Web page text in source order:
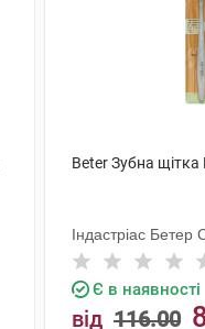
Beter Зубна
Індастріас Бетер
Є в наявності
від 116.00